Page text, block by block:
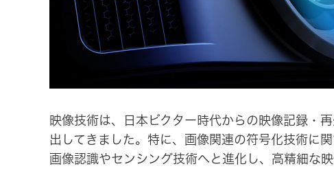
個人のお客様 トップ
映像技術は、日本ビクター時代からの映像記録・
出してきました。特に、画像関連の符号化技術に
画像認識やセンシング技術へと進化し、高精細な